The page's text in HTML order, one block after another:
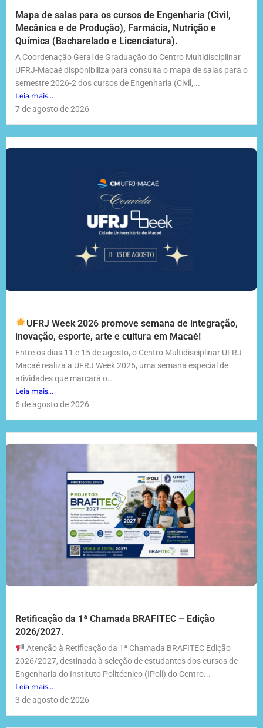
Mapa de salas para os cursos de Engenharia (Civil,
Mecânica e de Produção), Farmácia, Nutrição e
Química (Bacharelado e Licenciatura).
A Coordenação Geral de Graduação do Centro Multidisciplinar
UFRJ-Macaé disponibiliza para consulta o mapa de salas para o
semestre 2026-2 dos cursos de Engenharia (Civil,...
Leia mais...
7 de agosto de 2026
UFRJ Week 2026 promove semana de integração,
inovação, esporte, arte e cultura em Macaé!
Entre os dias 11 e 15 de agosto, o Centro Multidisciplinar UFRJ-
Macaé realiza a UFRJ Week 2026, uma semana especial de
atividades que marcará o...
Leia mais...
6 de agosto de 2026
Retificação da 1ª Chamada BRAFITEC – Edição
2026/2027.
Atenção à Retificação da 1ª Chamada BRAFITEC Edição
2026/2027, destinada à seleção de estudantes dos cursos de
Engenharia do Instituto Politécnico (IPoli) do Centro...
Leia mais...
3 de agosto de 2026